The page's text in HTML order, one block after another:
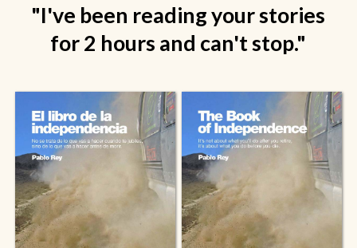
"I've been reading your stories
for 2 hours and can't stop."